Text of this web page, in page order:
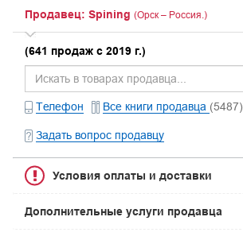
Продавец: Spining (Орск – Россия.)
(641 продаж с 2019 г.)
Телефон Все книги продавца (5487)
Задать вопрос продавцу
Условия оплаты и доставки
Дополнительные услуги продавца